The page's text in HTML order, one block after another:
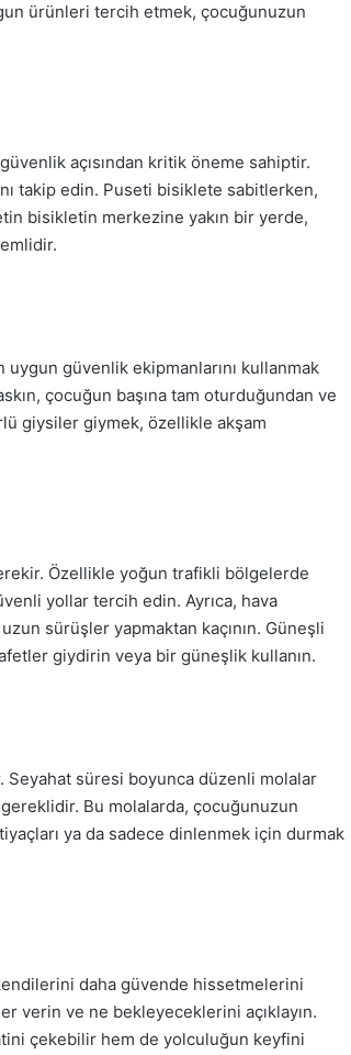
ürünleri tercih etmek, çocuğunuzun
açısından kritik öneme sahiptir.
takip edin. Puseti bisiklete sabitlerken,
bisikletin merkezine yakın bir yerde,
güvenlik ekipmanlarını kullanmak
çocuğun başına tam oturduğundan ve
giysiler giymek, özellikle akşam
Özellikle yoğun trafikli bölgelerde
yollar tercih edin. Ayrıca, hava
sürüşler yapmaktan kaçının. Güneşli
giydirin veya bir güneşlik kullanın.
süresi boyunca düzenli molalar
Bu molalarda, çocuğunuzun
ya da sadece dinlenmek için durmak
daha güvende hissetmelerini
verin ve ne bekleyeceklerini açıklayın.
çekebilir hem de yolculuğun keyfini